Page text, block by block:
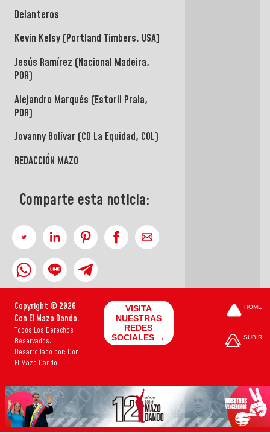
Delanteros
Kevin Kelsy (Portland Timbers, USA)
Jesús Ramírez (Nacional Madeira,
POR)
Alejandro Marqués (Estoril Praia,
POR)
Jovanny Bolívar (CD La Equidad, COL)
REDACCIÓN MAZO
Comparte esta noticia:
Copyright © 2026
Con El Mazo Dando.
Todos Los Derechos
Reservados.
Desarrollado por: Con
El Mazo Dando
VISITA
NUESTRAS
REDES
SOCIALES →
HOME
SUBIR